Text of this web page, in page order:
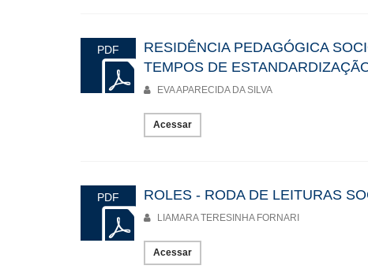
PDF
RESIDÊNCIA PEDAGÓGICA
TEMPOS DE
EVA APARECIDA DA SILVA
Acessar
PDF ROLES - RODA DE LEITURAS
LIAMARA TERESINHA FORNARI
Acessar